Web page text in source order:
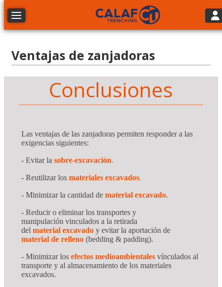
Toggle navigation
Ventajas de zanjadoras
Conclusiones
Las ventajas de las zanjadoras permiten responder a las
exigencias siguientes:
- Evitar la sobre-excavación.
- Reutilizar los materiales excavados.
- Minimizar la cantidad de material excavado.
- Reducir o eliminar los transportes y
manipulación vinculados a la retirada
del material excavado y evitar la aportación de
material de relleno (bedding & padding).
- Minimizar los efectos medioambientales vínculados al
transporte y al almacenamiento de los materiales
excavados.